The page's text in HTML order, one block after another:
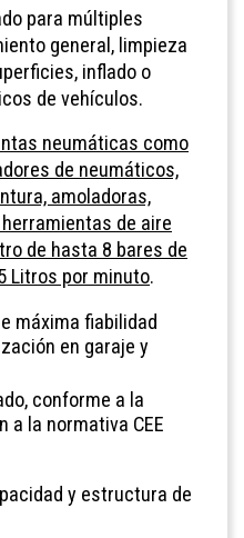
para múltiples
general, limpieza
inflado o
de vehículos.
neumáticas como
de neumáticos,
amoladoras,
de aire
de hasta 8 bares de
Litros por minuto.
máxima fiabilidad
en garaje y
conforme a la
a la normativa CEE
y estructura de